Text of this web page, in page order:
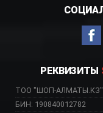
РЕКВИЗИТЫ
ТОО "ШОП-АЛМАТЫ.КЗ"
БИН: 190840012782